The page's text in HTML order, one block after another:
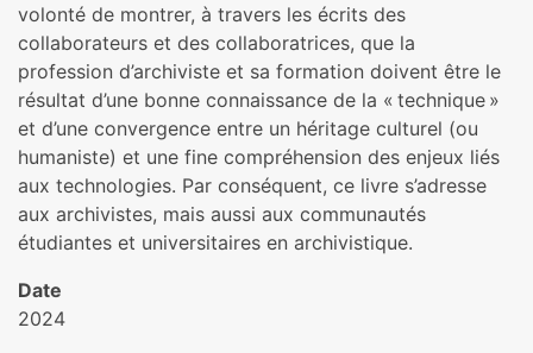
volonté de montrer, à travers les écrits des
collaborateurs et des collaboratrices, que la
profession d’archiviste et sa formation doivent être le
résultat d’une bonne connaissance de la « technique »
et d’une convergence entre un héritage culturel (ou
humaniste) et une fine compréhension des enjeux liés
aux technologies. Par conséquent, ce livre s’adresse
aux archivistes, mais aussi aux communautés
étudiantes et universitaires en archivistique.
Date
2024